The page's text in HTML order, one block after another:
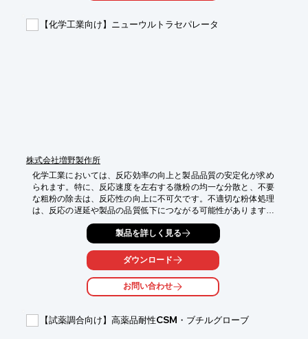
【導入の効果】
【化学工業向け】ニューウルトラセパレータ
株式会社増野製作所
化学工業においては、反応効率の向上と製品品質の安定化が求め
られます。特に、反応速度を左右する微粉の均一な分散と、不要
な粗粉の除去は、反応性の向上に不可欠です。不適切な粉体処理
は、反応の遅延や製品の品質低下につながる可能性があります。
ニューウルトラセパレータは、微粉の製造と粒度調整に優れてお
り、反応性の向上に貢献します。
【活用シーン】
・薬品類の分級
・各種粉粒体の分級
・製品品質の安定化
製品を詳しく見る
ダウンロード
お問い合わせ
【試薬調合向け】高薬品耐性CSM・ブチルグローブ